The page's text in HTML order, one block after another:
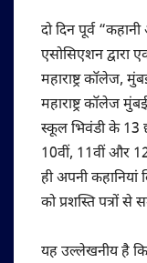
दो दिन पूर्व
एसोसिएशन द्वारा
महाराष्ट्र कॉलेज,
महाराष्ट्र कॉलेज
स्कूल भिवंडी के 13
10वीं, 11वीं और
ही अपनी कहानियां
को प्रशस्ति पत्रों से
यह उल्लेखनीय है कि